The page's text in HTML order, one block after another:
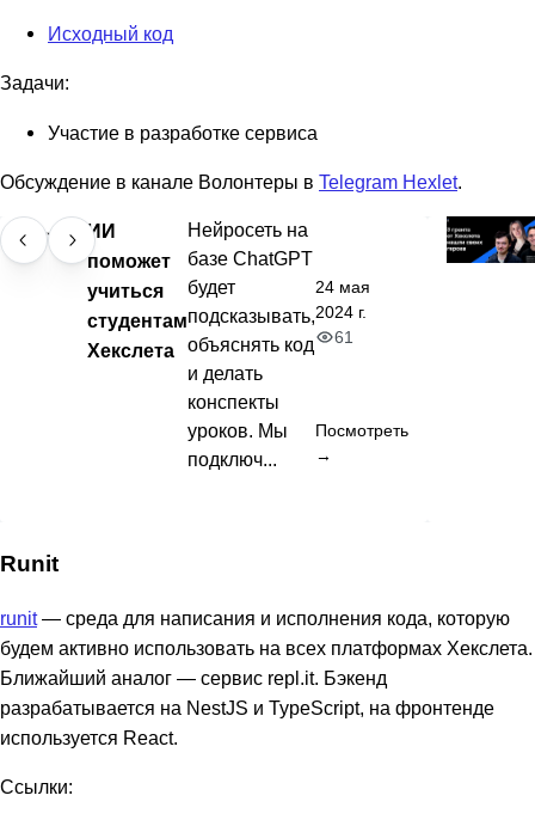
Исходный код
Задачи:
Участие в разработке сервиса
Обсуждение в канале Волонтеры в Telegram Hexlet.
ИИ
поможет
учиться
студентам
Хекслета
Нейросеть на
базе ChatGPT
будет
подсказывать,
объяснять код
и делать
конспекты
уроков. Мы
подключ...
24 мая
2024 г.
61
Посмотреть
→
Runit
runit— среда для написания и исполнения кода, которую
будем активно использовать на всех платформах Хекслета.
Ближайший аналог — сервис repl.it. Бэкенд
разрабатывается на NestJS и TypeScript, на фронтенде
используется React.
Ссылки: